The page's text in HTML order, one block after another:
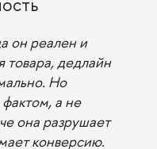
он реален и
товара, дедлайн
Но
а не
она разрушает
конверсию.